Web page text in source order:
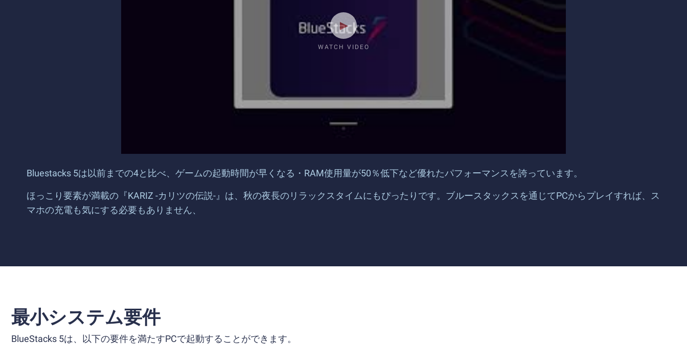
WATCH VIDEO
Bluestacks 5は以前までの4と比べ、ゲームの起動時間が早くなる・RAM使用量が50％低下など優れたパフォーマンスを誇っています。
ほっこり要素が満載の『KARIZ -カリツの伝説-』は、秋の夜長のリラックスタイムにもぴったりです。ブルースタックスを通じてPCからプレイすれば、ス
マホの充電も気にする必要もありません、
最小システム要件
BlueStacks 5は、以下の要件を満たすPCで起動することができます。